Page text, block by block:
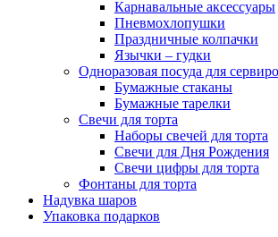
Карнавальные аксессуары
Пневмохлопушки
Праздничные колпачки
Язычки – гудки
Одноразовая посуда для
Бумажные стаканы
Бумажные тарелки
Свечи для торта
Наборы свечей для торта
Свечи для Дня Рождения
Свечи цифры для торта
Фонтаны для торта
Надувка шаров
Упаковка подарков